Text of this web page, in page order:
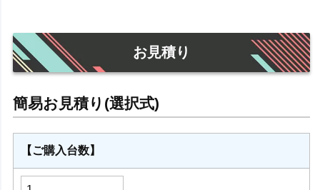
お見積り
【ご購入台数】